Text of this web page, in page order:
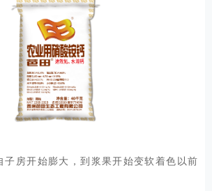
子房开始膨大，到浆果开始变软着色以前